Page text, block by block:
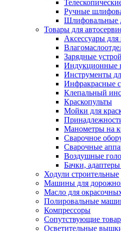
Ручные
Шлифовальные
Товары для
Аксессуары для
Зарядные
Индукционные
Инструменты
Инфракрасные
Клепальный
Краскопульты
Мойки для
Манометры на
Сварочное
Сварочные
Воздушные
Бачки, адаптеры
Ходули строительные
Машины для
Масло для
Полировальные
Компрессоры
Сопутствующие
Осветительные